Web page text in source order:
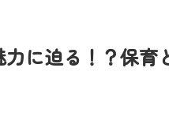
力に迫る！？保